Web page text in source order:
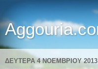
ΔΕΥΤΈΡΑ 4 ΝΟΕΜΒΡΊΟΥ 2013